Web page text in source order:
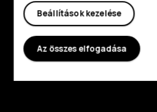
Planet and people
Támogatás
Beállítások kezelése
Az összes elfogadása